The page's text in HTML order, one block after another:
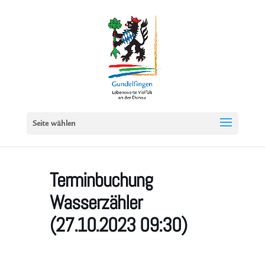
Seite wählen
Terminbuchung
Wasserzähler
(27.10.2023 09:30)